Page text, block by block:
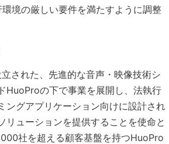
境の厳しい要件を満たすように調整
された、先進的な音声・映像技術シ
HuoProの下で事業を展開し、法執行
ングアプリケーション向けに設計され
ューションを提供することを使命と
社を超える顧客基盤を持つHuoPro